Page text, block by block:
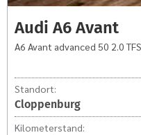
Audi A6 Avant
A6 Avant advanced 50 2.0
Standort:
Cloppenburg
Kilometerstand: